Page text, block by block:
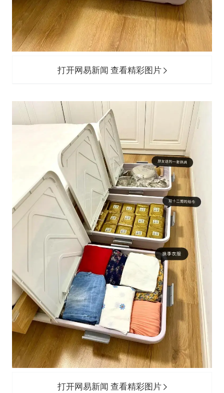
打开网易新闻 查看精彩图片
打开网易新闻 查看精彩图片